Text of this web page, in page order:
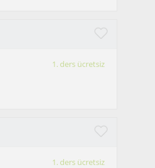
1. ders ücretsiz
1. ders ücretsiz